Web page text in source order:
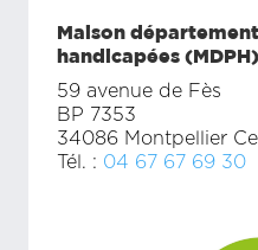
Maison
handicapées
59 avenue de Fès
BP 7353
34086 Montpellier
Tél. : 04 67 67 69 30